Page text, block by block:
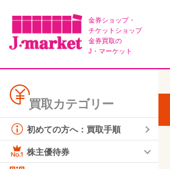
金券ショップ・
チケットショップ
金券買取の
J・マーケット
買取カテゴリー
初めての方へ：買取手順
株主優待券